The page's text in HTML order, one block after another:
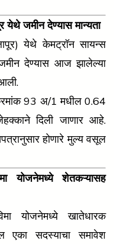
येथे जमीन देण्यास मान्यता
येथे केमट्रॉन सायन्स
जमीन देण्यास आज झालेल्या
93 अ/1 मधील 0.64
दिली जाणार आहे.
होणारे मुल्‍य वसूल
योजनेमध्ये शेतकऱ्यासह
योजनेमध्ये खातेधारक
एका सदस्याचा समावेश